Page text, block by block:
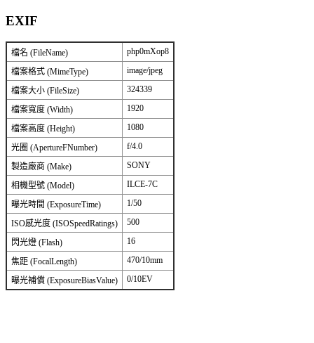
EXIF
檔名 (FileName) php0mXop8
檔案格式 (MimeType) image/jpeg
檔案大小 (FileSize) 324339
檔案寬度 (Width) 1920
檔案高度 (Height) 1080
光圈 (ApertureFNumber) f/4.0
製造廠商 (Make) SONY
相機型號 (Model) ILCE-7C
曝光時間 (ExposureTime) 1/50
ISO感光度 (ISOSpeedRatings) 500
閃光燈 (Flash) 16
焦距 (FocalLength) 470/10mm
曝光補償 (ExposureBiasValue) 0/10EV